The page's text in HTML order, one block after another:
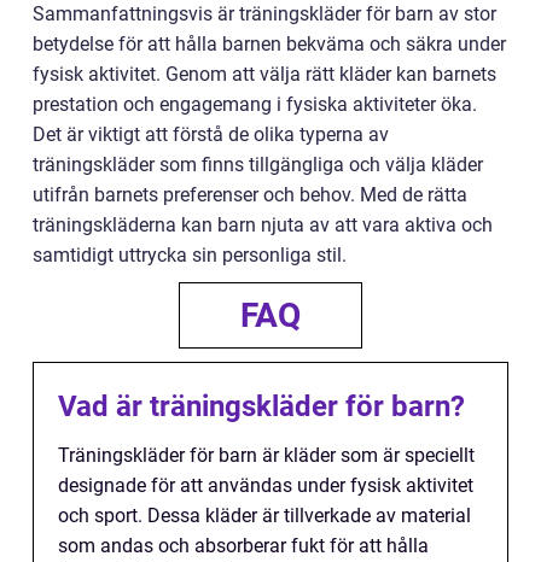
Sammanfattningsvis är träningskläder för barn av stor
betydelse för att hålla barnen bekväma och säkra under
fysisk aktivitet. Genom att välja rätt kläder kan barnets
prestation och engagemang i fysiska aktiviteter öka.
Det är viktigt att förstå de olika typerna av
träningskläder som finns tillgängliga och välja kläder
utifrån barnets preferenser och behov. Med de rätta
träningskläderna kan barn njuta av att vara aktiva och
samtidigt uttrycka sin personliga stil.
FAQ
Vad är träningskläder för barn?
Träningskläder för barn är kläder som är speciellt
designade för att användas under fysisk aktivitet
och sport. Dessa kläder är tillverkade av material
som andas och absorberar fukt för att hålla